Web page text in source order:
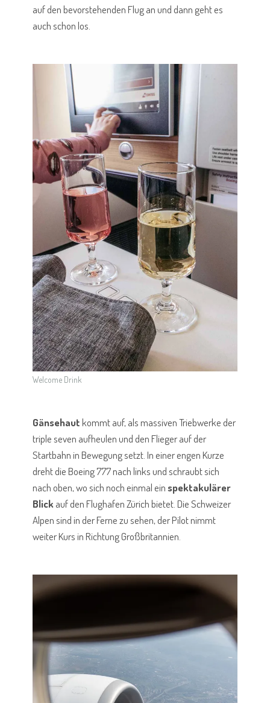
auf den bevorstehenden Flug an und dann geht es
auch schon los.
Welcome Drink
Gänsehautkommt auf, als massiven Triebwerke der
triple seven aufheulen und den Flieger auf der
Startbahn in Bewegung setzt. In einer engen Kurze
dreht die Boeing 777 nach links und schraubt sich
nach oben, wo sich noch einmal einspektakulärer
Blickauf den Flughafen Zürich bietet. Die Schweizer
Alpen sind in der Ferne zu sehen, der Pilot nimmt
weiter Kurs in Richtung Großbritannien.